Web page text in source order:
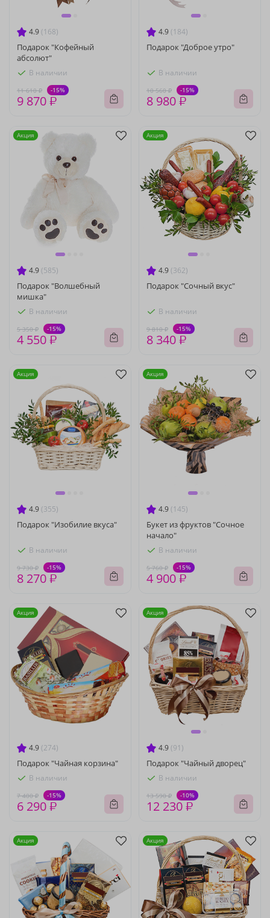
4.9 (168)
Подарок "Кофейный
абсолют"
В наличии
11 610 ₽ -15%
9 870 ₽
4.9 (184)
Подарок "Доброе утро"
В наличии
10 560 ₽ -15%
8 980 ₽
4.9 (585)
Подарок "Волшебный
мишка"
В наличии
5 350 ₽ -15%
4 550 ₽
Акция
4.9 (362)
Подарок "Сочный вкус"
В наличии
9 810 ₽ -15%
8 340 ₽
Акция
4.9 (355)
Подарок "Изобилие вкуса"
В наличии
9 730 ₽ -15%
8 270 ₽
Акция
4.9 (145)
Букет из фруктов "Сочное
начало"
В наличии
5 760 ₽ -15%
4 900 ₽
Акция
4.9 (274)
Подарок "Чайная корзина"
В наличии
7 400 ₽ -15%
6 290 ₽
Акция
4.9 (91)
Подарок "Чайный дворец"
В наличии
13 590 ₽ -10%
12 230 ₽
Акция
Акция Акция